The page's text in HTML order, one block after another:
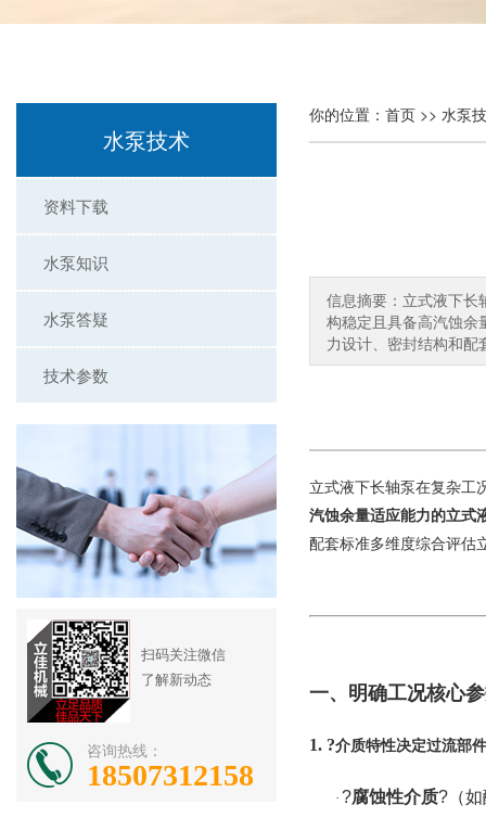
水泵技术
资料下载
水泵知识
水泵答疑
技术参数
扫码关注微信
了解新动态
咨询热线：
18507312158
你的位置： 首页 >> 水泵
信息摘要：立式液下长
构稳定且具备高汽蚀余
力设计、密封结构和
立式液下长轴泵在复杂工
汽蚀余量适应能力的立式
配套标准多维度综合评估
一、明确工况核心
1. ?介质特性决定过流部
· ?腐蚀性介质?（